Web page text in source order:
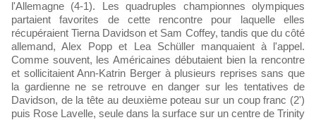
l'Allemagne (4-1). Les quadruples championnes olympiques
partaient favorites de cette rencontre pour laquelle elles
récupéraient Tierna Davidson et Sam Coffey, tandis que du côté
allemand, Alex Popp et Lea Schüller manquaient à l'appel.
Comme souvent, les Américaines débutaient bien la rencontre
et sollicitaient Ann-Katrin Berger à plusieurs reprises sans que
la gardienne ne se retrouve en danger sur les tentatives de
Davidson, de la tête au deuxième poteau sur un coup franc (2')
puis Rose Lavelle, seule dans la surface sur un centre de Trinity